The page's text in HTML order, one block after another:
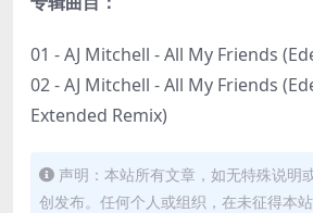
01 - AJ Mitchell - All My Friends
02 - AJ Mitchell - All My Friends
Extended Remix)
声明：本站所有文章，如无特殊说明
创发布。任何个人或组织，在未征得本